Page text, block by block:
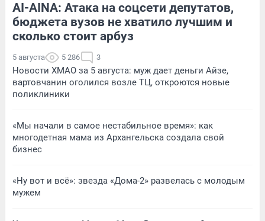
AI-AINA: Атака на соцсети депутатов,
бюджета вузов не хватило лучшим и
сколько стоит арбуз
5 августа 5 286 3
Новости ХМАО за 5 августа: муж дает деньги Айзе,
вартовчанин оголился возле ТЦ, откроются новые
поликлиники
«Мы начали в самое нестабильное время»: как
многодетная мама из Архангельска создала свой
бизнес
«Ну вот и всё»: звезда «Дома-2» развелась с молодым
мужем